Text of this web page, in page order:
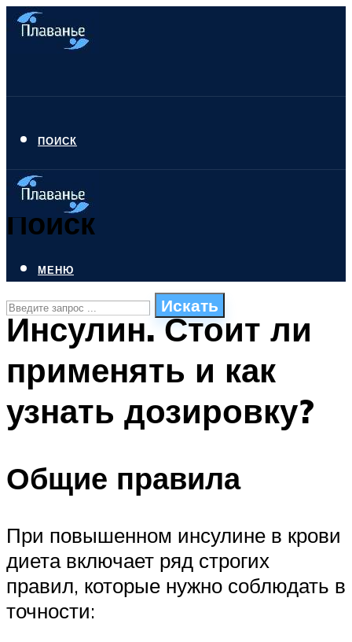
ПОИСК
Поиск
Искать
СТИЛИ ПЛАВАНЬЯ
ПЛАВАНЬЕ ДЛЯ ДЕТЕЙ
БАССЕЙН ДЛЯ ДОМА
МЕНЮ
МЕНЮ
Инсулин. Стоит ли
применять и как
узнать дозировку?
Общие правила
При повышенном инсулине в крови
диета включает ряд строгих
правил, которые нужно соблюдать в
точности: